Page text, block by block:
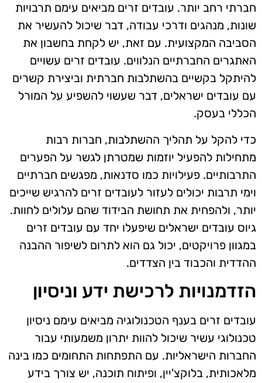
חברתי רחב יותר. עובדים זרים מביאים עימם תרבויות
שונות, מנהגים ודרכי עבודה, דבר שיכול להעשיר את
הסביבה המקצועית. עם זאת, יש לקחת בחשבון את
האתגרים החברתיים הנלווים. עובדים זרים עשויים
להיתקל בקשיים בהשתלבות חברתית וביצירת קשרים
עם עובדים ישראלים, דבר שעשוי להשפיע על המורל
הכללי בעסק.
כדי להקל על תהליך ההשתלבות, חברות רבות
מתחילות להפעיל יוזמות שמטרתן לגשר על הפערים
התרבותיים. פעילויות כמו סדנאות, מפגשים חברתיים
וימי תרבות יכולים לעזור לעובדים זרים להרגיש שייכים
יותר, ולהפחית את תחושת הבידוד שהם עלולים לחוות.
גיוס עובדים ישראלים שיפעלו יחד עם עובדים זרים
במגוון פרויקטים, יכול גם הוא לתרום לשיפור ההבנה
ההדדית והכבוד בין הצדדים.
הזדמנויות לרכישת ידע וניסיון
עובדים זרים בענף הטכנולוגיה מביאים עימם ניסיון
טכנולוגי עשיר שיכול להוות יתרון משמעותי עבור
החברות הישראליות. עם התפתחות התחומים כמו בינה
מלאכותית, בלוקצ'יין, ופיתוח תוכנה, יש צורך בידע